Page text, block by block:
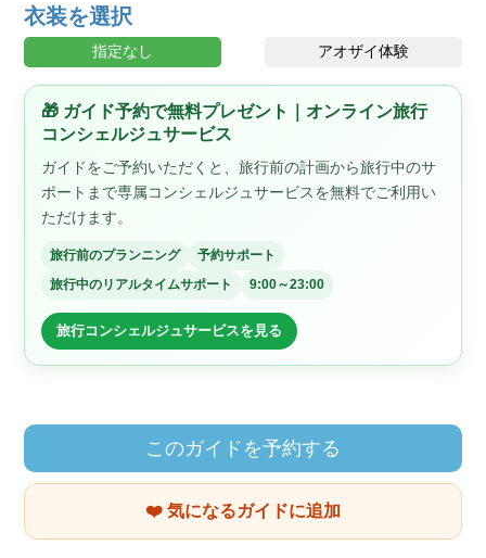
衣装を選択
指定なし アオザイ体験
🎁 ガイド予約で無料プレゼント｜オンライン旅行
コンシェルジュサービス
ガイドをご予約いただくと、旅行前の計画から旅行中のサ
ポートまで専属コンシェルジュサービスを無料でご利用い
ただけます。
旅行前のプランニング
予約サポート
旅行中のリアルタイムサポート
9:00～23:00
旅行コンシェルジュサービスを見る
このガイドを予約する
❤️ 気になるガイドに追加